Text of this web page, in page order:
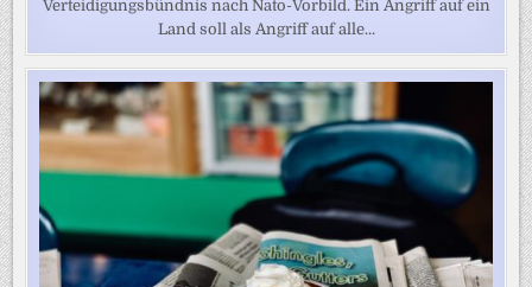
Verteidigungsbündnis nach Nato-Vorbild. Ein Angriff auf ein
Land soll als Angriff auf alle...